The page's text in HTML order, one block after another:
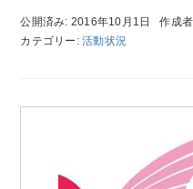
公開済み: 2016年10月1日 作成
カテゴリー:活動状況